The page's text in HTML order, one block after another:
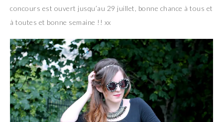
concours est ouvert jusqu’au 29 juillet, bonne chance à tous et
à toutes et bonne semaine !! xx